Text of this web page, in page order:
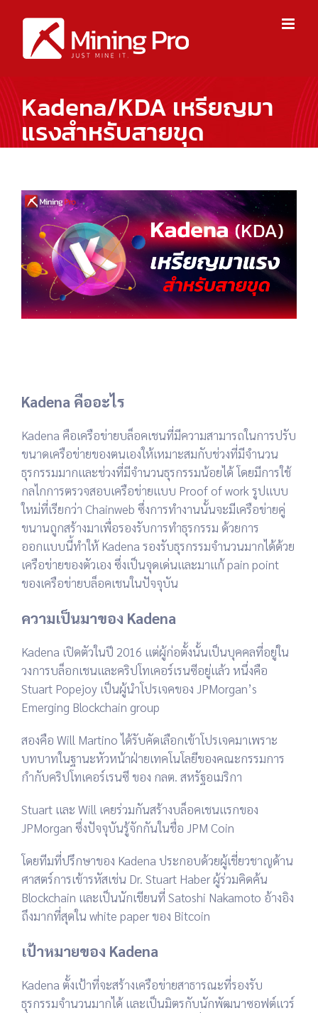
content
Kadena/KDA เหรียญมา
แรงสำหรับสายขุด
View
Larger
Image
Kadena คืออะไร
Kadena คือเครือข่ายบล็อคเชนที่มีความสามารถในการปรับ
ขนาดเครือข่ายของตนเองให้เหมาะสมกับช่วงที่มีจำนวน
ธุรกรรมมากและช่วงที่มีจำนวนธุรกรรมน้อยได้โดยมีการใช้
กลไกการตรวจสอบเครือข่ายแบบ Proof of work รูปแบบ
ใหม่ที่เรียกว่า Chainweb ซึ่งการทำงานนั้นจะมีเครือข่ายคู่
ขนานถูกสร้างมาเพื่อรองรับการทำธุรกรรม ด้วยการ
ออกแบบนี้ทำให้ Kadena รองรับธุรกรรมจำนวนมากได้ด้วย
เครือข่ายของตัวเอง ซึ่งเป็นจุดเด่นและมาแก้ pain point
ของเครือข่ายบล็อคเชนในปัจจุบัน
ความเป็นมาของ Kadena
Kadena เปิดตัวในปี 2016 แต่ผู้ก่อตั้งนั้นเป็นบุคคลที่อยู่ใน
วงการบล็อกเชนและคริปโทเคอร์เรนซีอยู่แล้ว หนึ่งคือ
Stuart Popejoy เป็นผู้นำโปรเจคของ JPMorgan’s
Emerging Blockchain group
สองคือ Will Martino ได้รับคัดเลือกเข้าโปรเจคมาเพราะ
บทบาทในฐานะหัวหน้าฝ่ายเทคโนโลยีของคณะกรรมการ
กำกับคริปโทเคอร์เรนซี ของ กลต. สหรัฐอเมริกา
Stuart และ Will เคยร่วมกันสร้างบล็อคเชนแรกของ
JPMorgan ซึ่งปัจจุบันรู้จักกันในชื่อ JPM Coin
โดยทีมที่ปรึกษาของ Kadena ประกอบด้วยผู้เชี่ยวชาญด้าน
ศาสตร์การเข้ารหัสเช่น Dr. Stuart Haber ผู้ร่วมคิดค้น
Blockchain และเป็นนักเขียนที่ Satoshi Nakamoto อ้างอิง
ถึงมากที่สุดใน white paper ของ Bitcoin
เป้าหมายของ Kadena
Kadena ตั้งเป้าที่จะสร้างเครือข่ายสาธารณะที่รองรับ
ธุรกรรมจำนวนมากได้ และเป็นมิตรกับนักพัฒนาซอฟต์แวร์